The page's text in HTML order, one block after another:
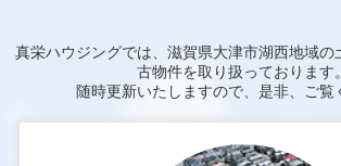
真栄ハウジングでは、滋賀県大津市湖西地域の
古物件を取り扱っております。
随時更新いたしますので、是非、ご覧